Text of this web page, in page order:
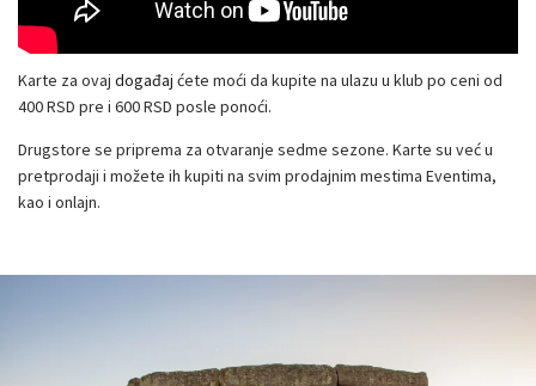
Karte za ovaj događaj ćete moći da kupite na ulazu u klub po ceni od
400 RSD pre i 600 RSD posle ponoći.
Drugstore se priprema za otvaranje sedme sezone. Karte su već u
pretprodaji i možete ih kupiti na svim prodajnim mestima Eventima,
kao i onlajn.